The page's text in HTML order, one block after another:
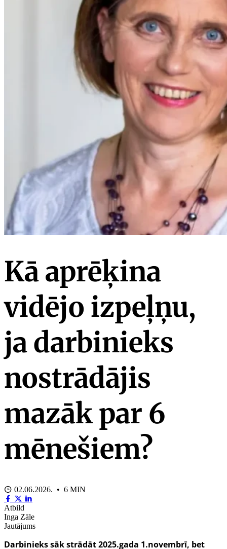
Kā aprēķina
vidējo izpeļņu,
ja darbinieks
nostrādājis
mazāk par 6
mēnešiem?
02.06.2026. • 6 MIN
Atbild
Inga Zāle
Jautājums
Darbinieks sāk strādāt 2025.gada 1.novembrī, bet